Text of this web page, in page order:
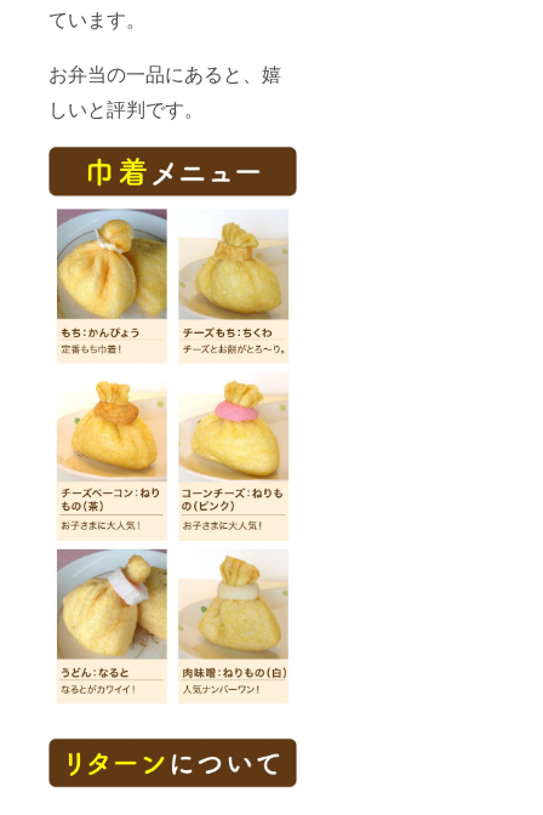
ています。
お弁当の一品にあると、嬉
しいと評判です。